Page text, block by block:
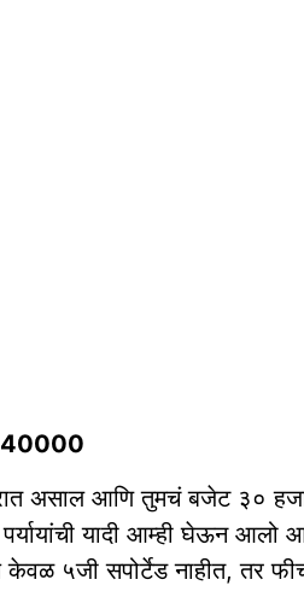
40000
असाल आणि तुमचं बजेट ३०
यादी आम्ही घेऊन
५जी सपोर्टेड नाहीत, तर